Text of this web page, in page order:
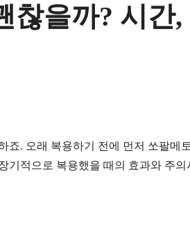
찮을까? 시간
죠. 오래 복용하기 전에 먼저 쏘팔메
기적으로 복용했을 때의 효과와 주